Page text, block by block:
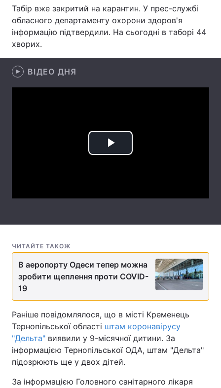
Техно і зв'язок Лайт
Зброя Інциденти
Цікавинки
Статті
Тема оформлення
Табір вже закритий на карантин. У прес-службі
обласного департаменту охорони здоров'я
інформацію підтвердили. На сьогодні в таборі 44
хворих.
ВІДЕО ДНЯ
Play
ЧИТАЙТЕ ТАКОЖ
В аеропорту Одеси тепер можна
зробити щеплення проти COVID-
19
Раніше повідомлялося, що в місті Кременець
Тернопільської області штам коронавірусу
"Дельта" виявили у 9-місячної дитини. За
інформацією Тернопільської ОДА, штам "Дельта"
підозрюють ще у двох дітей.
За інформацією Головного санітарного лікаря